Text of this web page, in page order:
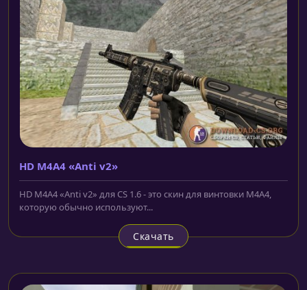
HD M4A4 «Anti v2»
HD M4A4 «Anti v2» для CS 1.6 - это скин для винтовки M4A4,
которую обычно используют...
Скачать